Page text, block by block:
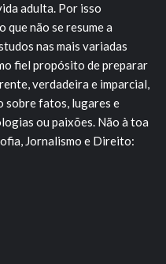
adulta. Por isso
que não se resume a
nas mais variadas
fiel propósito de preparar
verdadeira e imparcial,
sobre fatos, lugares e
ou paixões. Não à toa
Jornalismo e Direito: